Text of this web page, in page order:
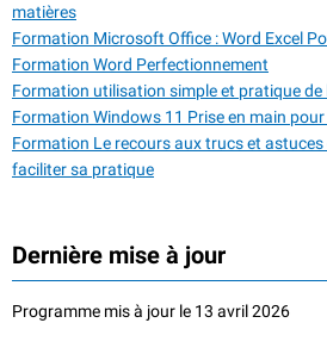
matières
Formation Microsoft Office : Word Excel
Formation Word Perfectionnement
Formation utilisation simple et pratique
Formation Windows 11 Prise en main
Formation Le recours aux trucs et
faciliter sa pratique
Dernière mise à jour
Programme mis à jour le 13 avril 2026